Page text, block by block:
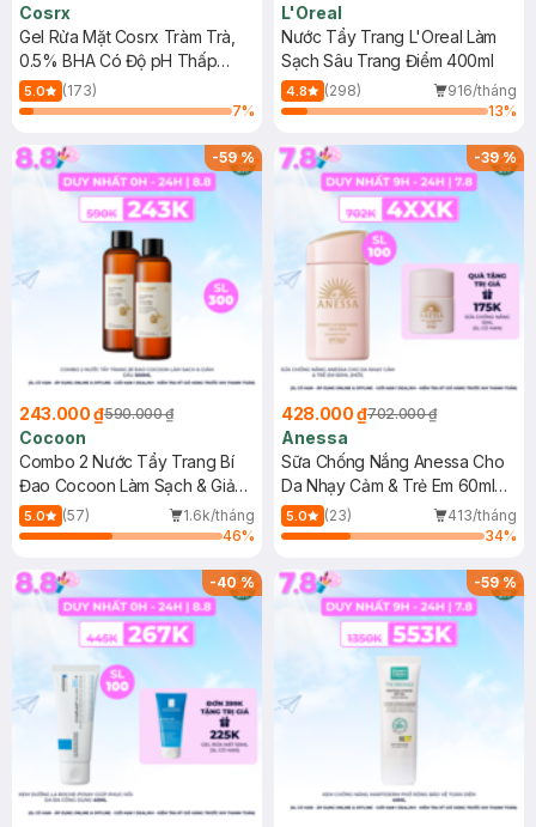
Cosrx
Gel Rửa Mặt Cosrx Tràm Trà,
0.5% BHA Có Độ pH Thấp
150ml
5.0
(173)
7%
L'Oreal
Nước Tẩy Trang L'Oreal Làm
Sạch Sâu Trang Điểm 400ml
4.8 (298)
916/tháng
13%
-59%
243.000 ₫590.000 ₫
Cocoon
Combo 2 Nước Tẩy Trang Bí
Đao Cocoon Làm Sạch & Giảm
Dầu 500ml
5.0 (57)
1.6k/tháng
46%
-39%
428.000 ₫702.000 ₫
Anessa
Sữa Chống Nắng Anessa Cho
Da Nhạy Cảm & Trẻ Em 60ml
(Mới)
5.0 (23)
413/tháng
34%
-40% -59%